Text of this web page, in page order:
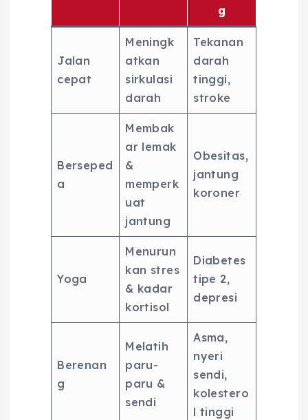
g
Jalan
cepat
Meningk
atkan
sirkulasi
darah
Tekanan
darah
tinggi,
stroke
Berseped
a
Membak
ar lemak
&
memperk
uat
jantung
Obesitas,
jantung
koroner
Yoga
Menurun
kan stres
& kadar
kortisol
Diabetes
tipe 2,
depresi
Berenan
g
Melatih
paru-
paru &
sendi
Asma,
nyeri
sendi,
kolestero
l tinggi